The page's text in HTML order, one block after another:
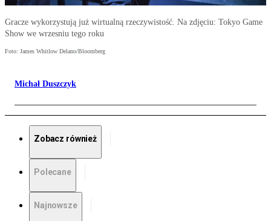
Gracze wykorzystują już wirtualną rzeczywistość. Na zdjęciu: Tokyo Game
Show we wrzesniu tego roku
Foto: James Whitlow Delano/Bloomberg
Michał Duszczyk
Zobacz również
Polecane
Najnowsze